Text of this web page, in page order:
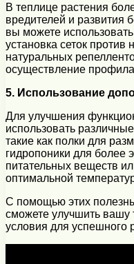
В теплице растения
вредителей и развития
вы можете
установка сеток
натуральных
осуществление
5. Использование
Для улучшения
использовать
такие как полки для
гидропоники для более
питательных веществ
оптимальной
С помощью этих
сможете улучшить вашу
условия для успешного